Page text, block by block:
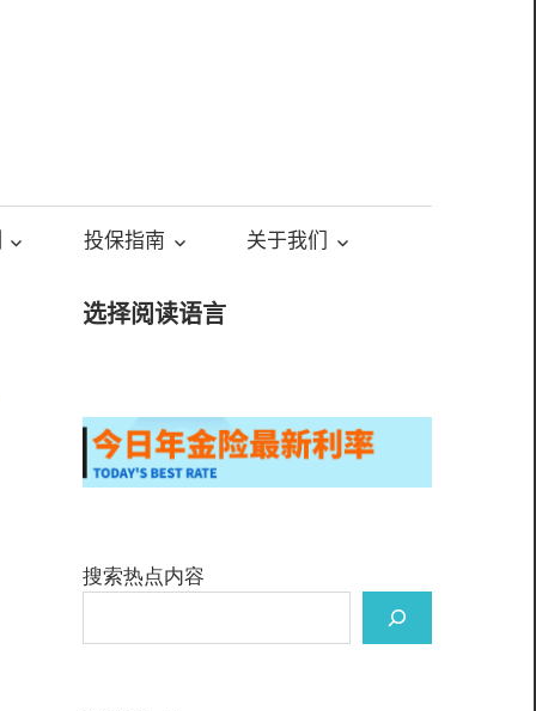
投保指南 关于我们
选择阅读语言
搜索热点内容